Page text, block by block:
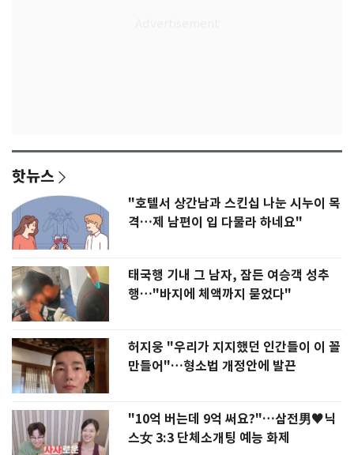
핫뉴스
"호텔서 상간남과 스킨십 나눈 시누이 목
격…제 남편이 입 다물라 하네요"
태국행 기내 그 남자, 잠든 여승객 성추
행…"바지에 체액까지 묻었다"
허지웅 "우리가 지지했던 인간들이 이 꼴
만들어"…형소법 개정안에 발끈
"10억 버는데 9억 써요?"…삼전男♥닉
스女 3:3 단체소개팅 예능 화제